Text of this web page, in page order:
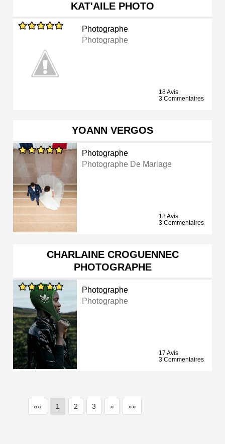
KAT'AILE PHOTO
Photographe
Photographe
18 Avis
3 Commentaires
YOANN VERGOS
Photographe
Photographe De Mariage
18 Avis
3 Commentaires
CHARLAINE CROGUENNEC
PHOTOGRAPHE
Photographe
Photographe
17 Avis
3 Commentaires
«« 1 2 3 » »»